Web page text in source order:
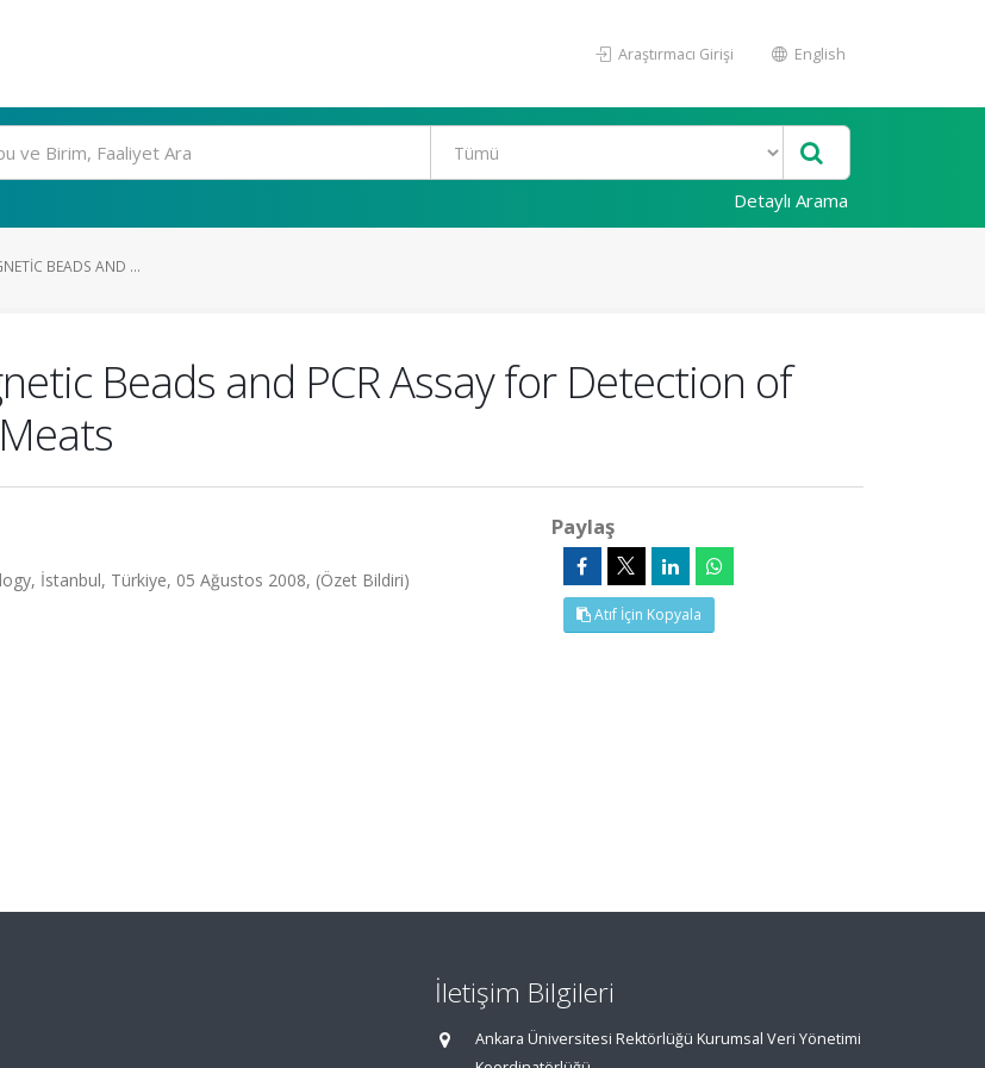
Araştırmacı Girişi English
Detaylı Arama
BEADS AND ...
Beads and PCR Assay for Detection of
İstanbul, Türkiye, 05 Ağustos 2008, (Özet Bildiri)
Paylaş
Atıf İçin Kopyala
İletişim Bilgileri
Ankara Üniversitesi Rektörlüğü Kurumsal Veri Yönetimi